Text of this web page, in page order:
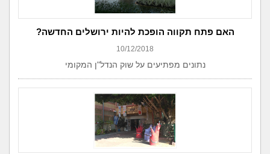
האם פתח תקווה הופכת להיות ירושלים החדשה?
10/12/2018
נתונים מפתיעים על שוק הנדל"ן המקומי